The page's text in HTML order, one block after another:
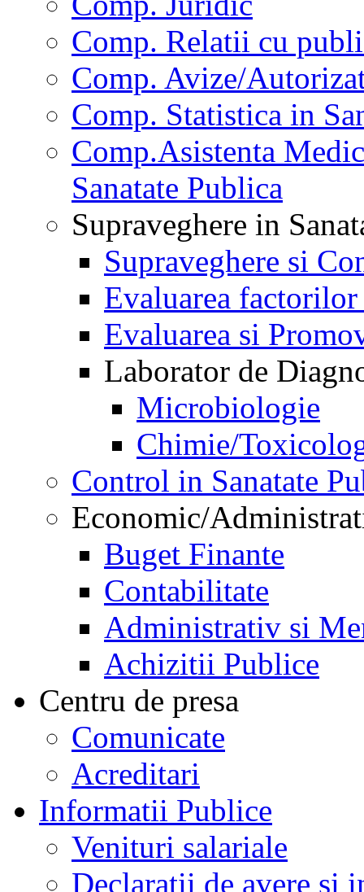
Comp. Relatii cu
Comp. Avize/
Comp. Statistica in
Comp.Asistenta
Sanatate Publica
Supraveghere in
Supraveghere si
Evaluarea
Evaluarea si
Laborator de
Microbiologie
Chimie/
Control in Sanatate
Economic/
Buget Finante
Contabilitate
Administrativ si
Achizitii Publice
Centru de presa
Comunicate
Acreditari
Informatii Publice
Venituri salariale
Declaratii de avere si